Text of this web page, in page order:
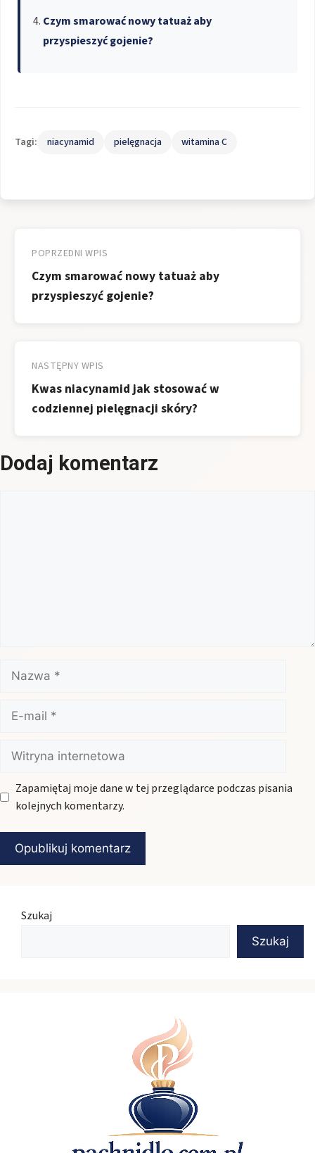
Czym smarować nowy tatuaż aby
przyspieszyć gojenie?
Tagi: niacynamid pielęgnacja witamina C
wpisu
POPRZEDNI WPIS
Czym smarować nowy tatuaż aby
przyspieszyć gojenie?
NASTĘPNY WPIS
Kwas niacynamid jak stosować w
codziennej pielęgnacji skóry?
Dodaj komentarz
Nazwa
mail
Witryna
internetowa
Zapamiętaj moje dane w tej przeglądarce podczas pisania
kolejnych komentarzy.
Szukaj
Szukaj